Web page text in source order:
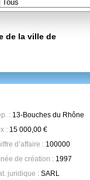
de la ville de
:13-Bouches du Rhône
:15 000,00 €
d’affaire :100000
de création :1997
juridique :SARL